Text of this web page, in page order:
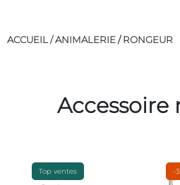
ACCUEIL /ANIMALERIE/RONGEUR
Accessoire
Top ventes -